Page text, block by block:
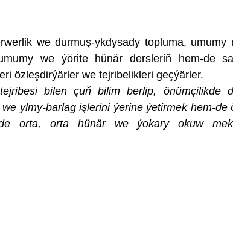
we durmuş-ykdysady topluma, umumy
we ýörite hünär dersleriň hem-de
özleşdirýärler we tejribelikleri geçýärler.
bilen çuň bilim berlip, önümçilikde
ylmy-barlag işlerini ýerine ýetirmek hem-de
orta, orta hünär we ýokary okuw